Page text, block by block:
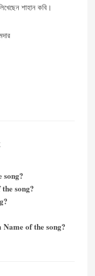
শাহান কবি।
song?
song?
of the song?